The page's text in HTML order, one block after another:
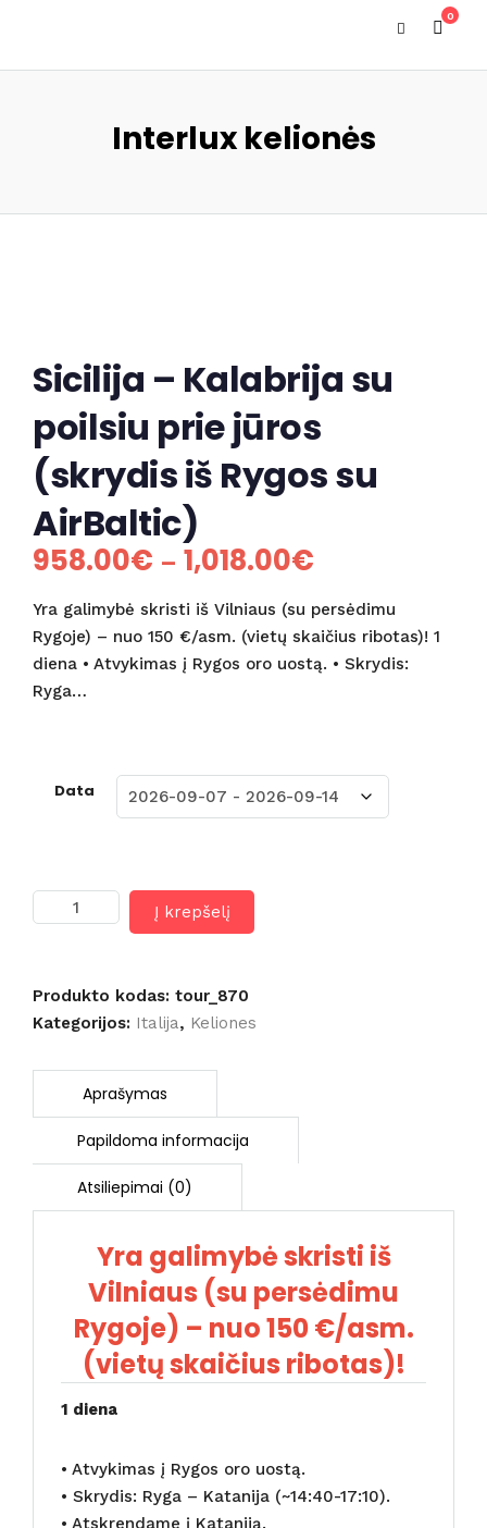
0
Interlux kelionės
Sicilija – Kalabrija su
poilsiu prie jūros
(skrydis iš Rygos su
AirBaltic)
958.00€ – 1,018.00€
range:
958.00€
through
Yra galimybė skristi iš Vilniaus (su persėdimu
Rygoje) – nuo 150 €/asm. (vietų skaičius ribotas)! 1
diena • Atvykimas į Rygos oro uostą. • Skrydis:
Ryga…
Data
produkto
kiekis:
Kalabrija
su
prie
(skrydis
Rygos
AirBaltic)
Į krepšelį
Produkto kodas: tour_870
Kategorijos: Italija, Keliones
Yra galimybė skristi iš
Vilniaus (su persėdimu
Rygoje) – nuo 150 €/asm.
(vietų skaičius ribotas)!
1 diena
• Atvykimas į Rygos oro uostą.
• Skrydis: Ryga – Katanija (~14:40-17:10).
• Atskrendame į Kataniją.